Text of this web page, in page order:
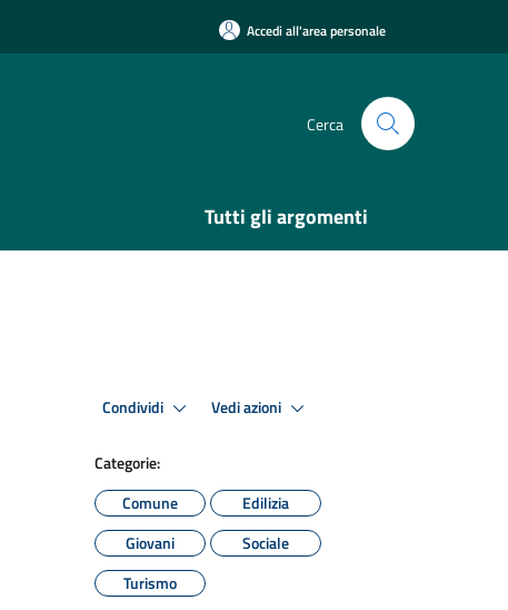
Accedi all'area personale
Cerca
Tutti gli argomenti
Condividi Vedi azioni
Categorie:
Comune
Edilizia
Giovani
Sociale
Turismo